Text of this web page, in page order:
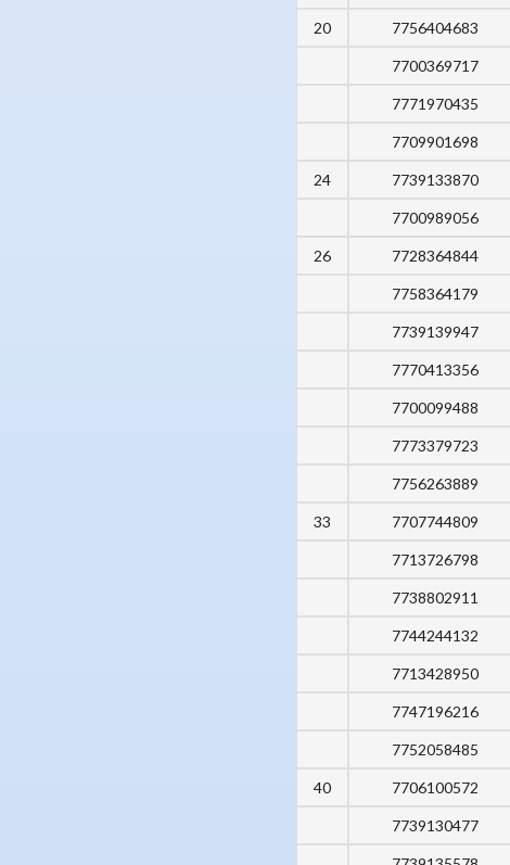
20 7756404683
7700369717
7771970435
7709901698
24 7739133870
7700989056
26 7728364844
7758364179
7739139947
7770413356
7700099488
7773379723
7756263889
33 7707744809
7713726798
7738802911
7744244132
7713428950
7747196216
7752058485
40 7706100572
7739130477